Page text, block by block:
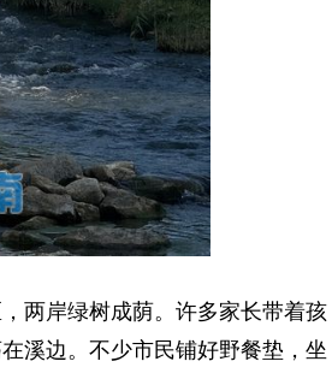
两岸绿树成荫。许多家长带着孩
溪边。不少市民铺好野餐垫，坐